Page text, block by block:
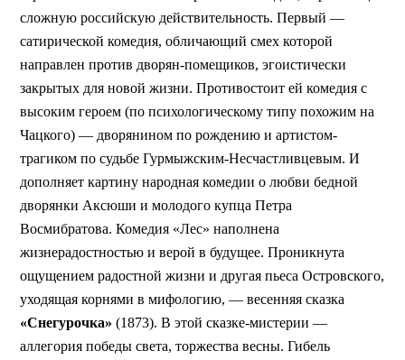
сложную российскую действительность. Первый —
сатирической комедия, обличающий смех которой
направлен против дворян-помещиков, эгоистически
закрытых для новой жизни. Противостоит ей комедия с
высоким героем (по психологическому типу похожим на
Чацкого) — дворянином по рождению и артистом-
трагиком по судьбе Гурмыжским-Несчастливцевым. И
дополняет картину народная комедии о любви бедной
дворянки Аксюши и молодого купца Петра
Восмибратова. Комедия «Лес» наполнена
жизнерадостностью и верой в будущее. Проникнута
ощущением радостной жизни и другая пьеса Островского,
уходящая корнями в мифологию, — весенняя сказка
«Снегурочка» (1873). В этой сказке-мистерии —
аллегория победы света, торжества весны. Гибель